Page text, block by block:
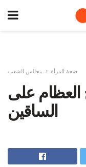
صحة المرأة مجالس الشعب
العظام على
الساقين